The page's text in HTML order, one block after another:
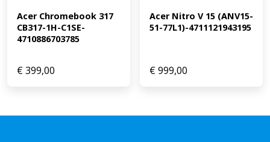
Acer Chromebook 317
CB317-1H-C1SE-
4710886703785
€399,00
Acer Nitro V 15 (ANV15-
51-77L1)-4711121943195
€999,00